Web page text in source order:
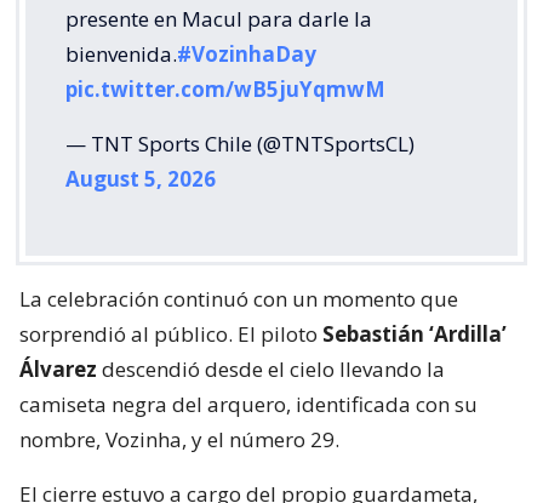
presente en Macul para darle la
bienvenida.#VozinhaDay
pic.twitter.com/wB5juYqmwM
— TNT Sports Chile (@TNTSportsCL)
August 5, 2026
La celebración continuó con un momento que
sorprendió al público. El piloto Sebastián ‘Ardilla’
Álvarez descendió desde el cielo llevando la
camiseta negra del arquero, identificada con su
nombre, Vozinha, y el número 29.
El cierre estuvo a cargo del propio guardameta,